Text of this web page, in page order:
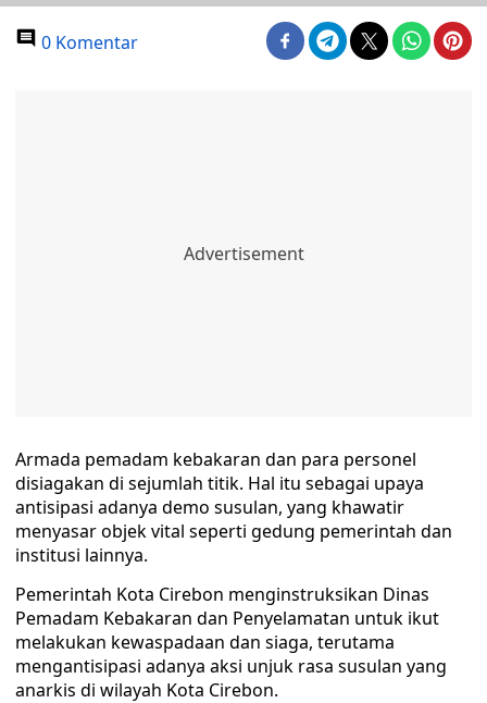
0 Komentar
Armada pemadam kebakaran dan para personel
disiagakan di sejumlah titik. Hal itu sebagai upaya
antisipasi adanya demo susulan, yang khawatir
menyasar objek vital seperti gedung pemerintah dan
institusi lainnya.
Pemerintah Kota Cirebon menginstruksikan Dinas
Pemadam Kebakaran dan Penyelamatan untuk ikut
melakukan kewaspadaan dan siaga, terutama
mengantisipasi adanya aksi unjuk rasa susulan yang
anarkis di wilayah Kota Cirebon.